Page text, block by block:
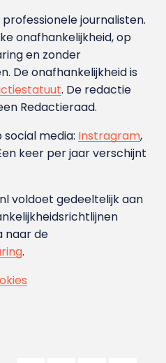
journalisten.
onafhankelijkheid, op
en zonder
De onafhankelijkheid is
. De redactie
Redactieraad.
social media: Instragram,
keer per jaar verschijnt
voldoet gedeeltelijk aan
naar de
.